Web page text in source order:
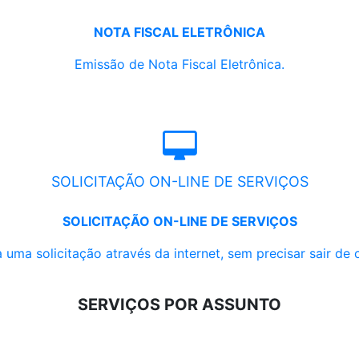
NOTA FISCAL ELETRÔNICA
Emissão de Nota Fiscal Eletrônica.
SOLICITAÇÃO ON-LINE DE SERVIÇOS
SOLICITAÇÃO ON-LINE DE SERVIÇOS
uma solicitação através da internet, sem precisar sair de
SERVIÇOS POR ASSUNTO